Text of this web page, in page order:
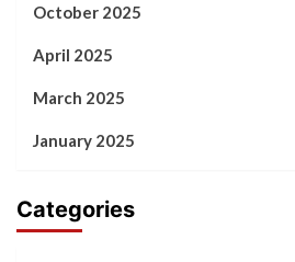
October 2025
April 2025
March 2025
January 2025
Categories